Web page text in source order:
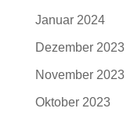
Januar 2024
Dezember 2023
November 2023
Oktober 2023